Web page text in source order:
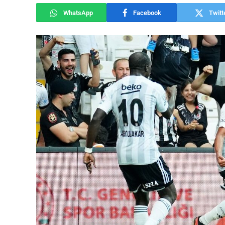
WhatsApp Facebook